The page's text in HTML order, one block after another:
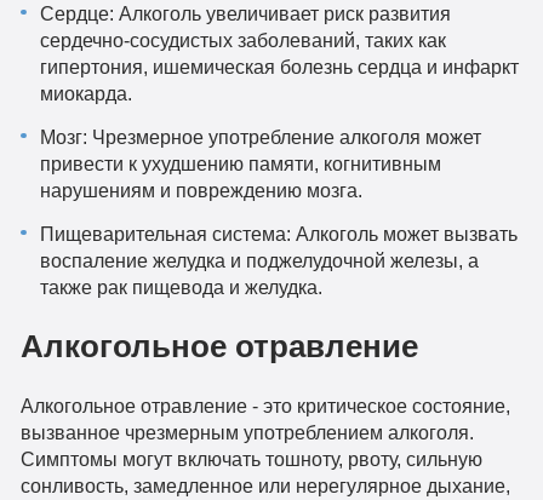
Сердце: Алкоголь увеличивает риск развития
сердечно-сосудистых заболеваний, таких как
гипертония, ишемическая болезнь сердца и инфаркт
миокарда.
Мозг: Чрезмерное употребление алкоголя может
привести к ухудшению памяти, когнитивным
нарушениям и повреждению мозга.
Пищеварительная система: Алкоголь может вызвать
воспаление желудка и поджелудочной железы, а
также рак пищевода и желудка.
Алкогольное отравление
Алкогольное отравление - это критическое состояние,
вызванное чрезмерным употреблением алкоголя.
Симптомы могут включать тошноту, рвоту, сильную
сонливость, замедленное или нерегулярное дыхание,